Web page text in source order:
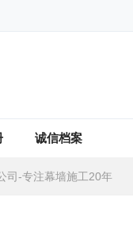
诚信档案
司-专注幕墙施工20年